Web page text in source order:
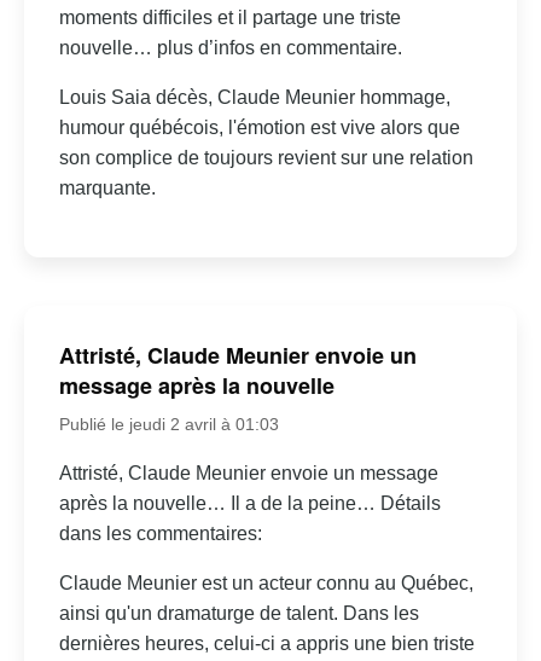
moments difficiles et il partage une triste
nouvelle… plus d’infos en commentaire.
Louis Saia décès, Claude Meunier hommage,
humour québécois, l'émotion est vive alors que
son complice de toujours revient sur une relation
marquante.
Attristé, Claude Meunier envoie un
message après la nouvelle
Publié le jeudi 2 avril à 01:03
Attristé, Claude Meunier envoie un message
après la nouvelle… Il a de la peine… Détails
dans les commentaires:
Claude Meunier est un acteur connu au Québec,
ainsi qu'un dramaturge de talent. Dans les
dernières heures, celui-ci a appris une bien triste